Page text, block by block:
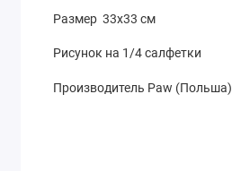
Размер 33х33 см
Рисунок на 1/4 салфетки
Производитель Paw (Польша)